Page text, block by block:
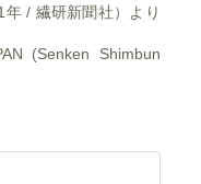
年 / 繊研新聞社）より
(Senken Shimbun